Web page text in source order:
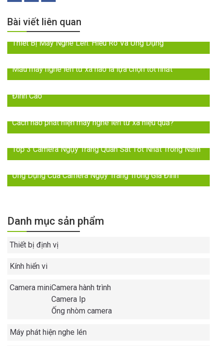
Bài viết liên quan
Thiết Bị Máy Nghe Lén: Hiểu Rõ Và Ứng Dụng
Mẫu máy nghe lén từ xa nào là lựa chọn tốt nhất
Đỉnh Cao
Cách nào phát hiện máy nghe lén từ xa hiệu quả?
Top 3 Camera Ngụy Trang Quan Sát Tốt Nhất Trong Năm
Ứng Dụng Của Camera Ngụy Trang Trong Gia Đình
Danh mục sản phẩm
Thiết bị định vị
Kính hiển vi
Camera miniCamera hành trình
Camera Ip
Ống nhòm camera
Máy phát hiện nghe lén